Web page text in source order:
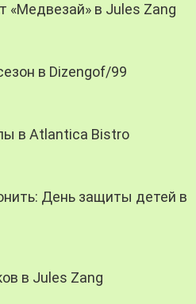
«Медвезай» в Jules Zang
в Dizengof/99
в Atlantica Bistro
День защиты детей в
в Jules Zang